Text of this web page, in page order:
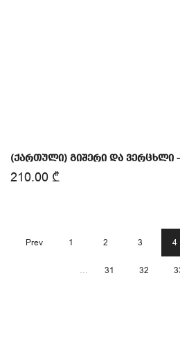
(ქართული) გიშერი და ვერცხლი
210.00 ₾
Prev 1 2 3 4
… 31 32